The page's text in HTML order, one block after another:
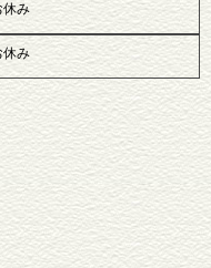
休み
休み